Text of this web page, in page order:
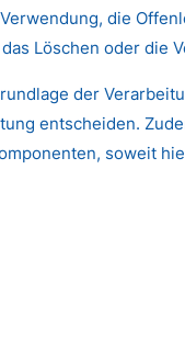
die
Löschen oder die
der
entscheiden.
soweit